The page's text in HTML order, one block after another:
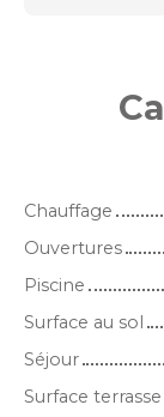
Chauffage
Ouvertures
Piscine
Surface au sol
Séjour
Surface terrasse